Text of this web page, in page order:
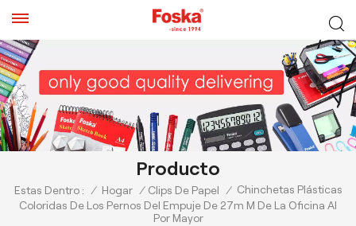
Producto
Estas Dentro : / Hogar / Clips De Papel / Chinchetas Plásticas
Coloridas De Los Pernos Del Empuje De 27m M De La Oficina Al
Por Mayor